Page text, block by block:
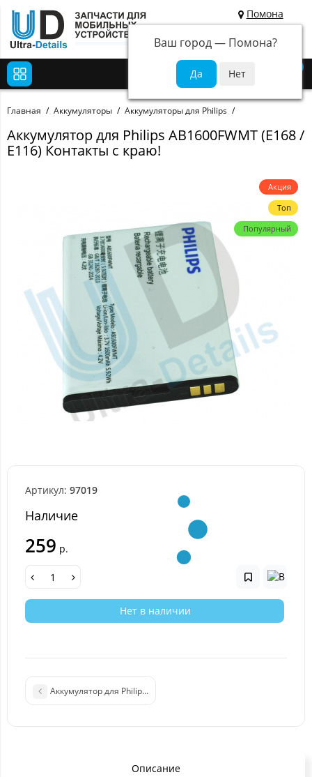
Помона
Ваш город — Помона?
Главная Аккумуляторы Аккумуляторы для Philips
Аккумулятор для Philips AB1600FWMT (E168 /
E116) Контакты с краю!
Акция
Топ
Популярный
Артикул: 97019
Наличие
259 р.
Нет в наличии
Аккумулятор для Philips AB1050GWMT (E255) 3.7V 1050mAh
Описание